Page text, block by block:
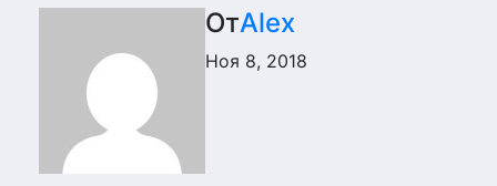
ОтAlex
Ноя 8, 2018